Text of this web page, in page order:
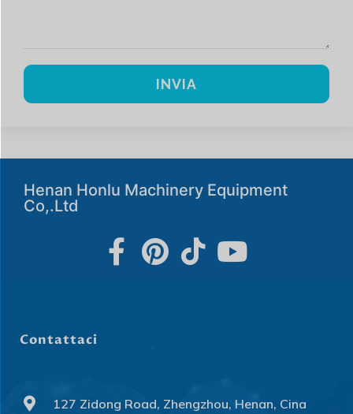
INVIA
Henan Honlu Machinery Equipment
Co,.Ltd
Contattaci
127 Zidong Road, Zhengzhou, Henan, Cina